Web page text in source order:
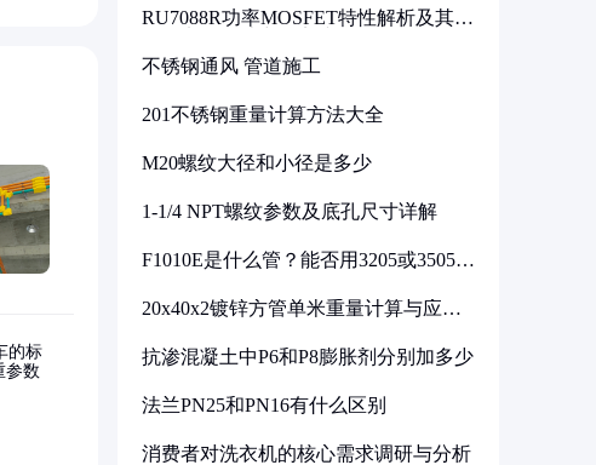
RU7088R功率MOSFET特性解析及其在
不锈钢通风 管道施工
201不锈钢重量计算方法大全
M20螺纹大径和小径是多少
1-1/4 NPT螺纹参数及底孔尺寸详解
F1010E是什么管？能否用3205或3505代
20x40x2镀锌方管单米重量计算与应用
抗渗混凝土中P6和P8膨胀剂分别加多少
法兰PN25和PN16有什么区别
消费者对洗衣机的核心需求调研与分析